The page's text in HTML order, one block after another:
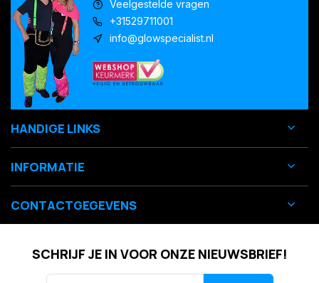
Veelgestelde vragen
+31529711001
info@glowspecialist.nl
HANDIGE LINKS
INFORMATIE
CONTACTGEGEVENS
SCHRIJF JE IN VOOR ONZE NIEUWSBRIEF!